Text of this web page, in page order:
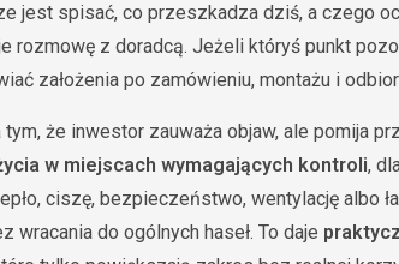
jest spisać, co przeszkadza dziś, a czego
rozmowę z doradcą. Jeżeli któryś punkt
założenia po zamówieniu, montażu i
że inwestor zauważa objaw, ale pomija
w miejscach wymagających kontroli,
ciszę, bezpieczeństwo, wentylację albo
wracania do ogólnych haseł. To daje